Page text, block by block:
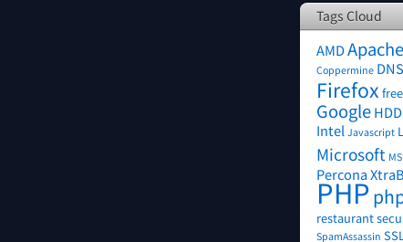
Tags Cloud
AMDApache
Coppermine
Firefox free
GoogleHDD
Intel Javascript
Microsoft
Percona
PHP
restaurant
SpamAssassin SSL